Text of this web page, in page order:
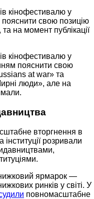
кінофестивалю у
пояснити свою позицію
на момент публікації
кінофестивалю у
пояснити свою
at war» та
люди», але на
вторгнення в
інституції розривали
ярмарок —
ринків у світі. У
повномасштабне